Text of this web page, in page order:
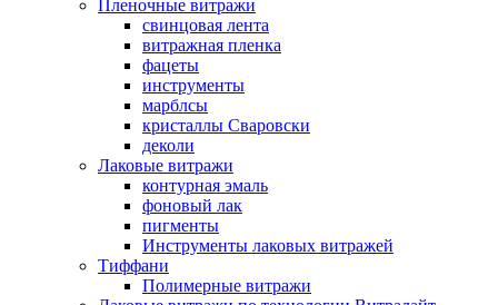
Пленочные витражи
свинцовая лента
витражная пленка
фацеты
инструменты
марблсы
кристаллы Сваровски
деколи
Лаковые витражи
контурная эмаль
фоновый лак
пигменты
Инструменты лаковых витражей
Тиффани
Полимерные витражи